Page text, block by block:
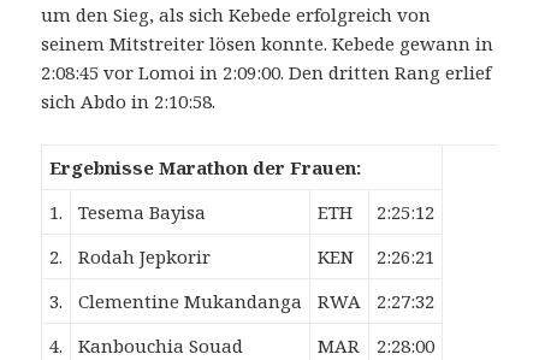
um den Sieg, als sich Kebede erfolgreich von
seinem Mitstreiter lösen konnte. Kebede gewann in
2:08:45 vor Lomoi in 2:09:00. Den dritten Rang erlief
sich Abdo in 2:10:58.
Ergebnisse Marathon der Frauen:
1.
Tesema Bayisa ETH
2:25:12
2.
Rodah Jepkorir KEN
2:26:21
3.
Clementine Mukandanga RWA
2:27:32
4.
Kanbouchia Souad MAR
2:28:00